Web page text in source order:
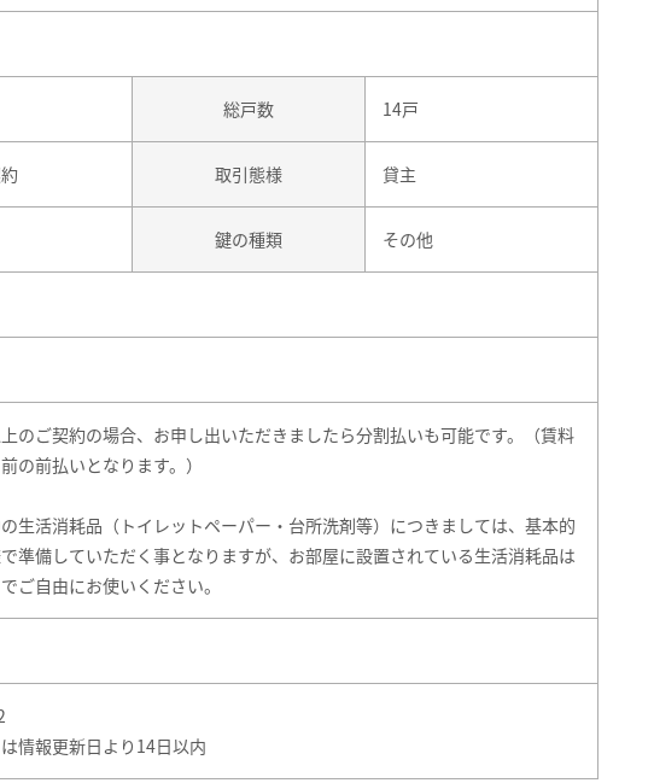
総戸数 14戸
取引態様 貸主
鍵の種類 その他
上のご契約の場合、お申し出いただきましたら分割払いも可能です。（賃料
の前払いとなります。）
の生活消耗品（トイレットペーパー・台所洗剤等）につきましては、基本的
準備していただく事となりますが、お部屋に設置されている生活消耗品は
ご自由にお使いください。
情報更新日より14日以内